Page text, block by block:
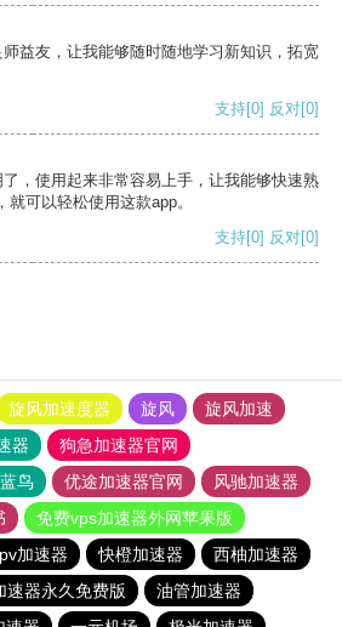
益友，让我能够随时随地学习新知识，拓宽
支持[0] 反对[0]
，使用起来非常容易上手，让我能够快速熟
可以轻松使用这款app。
支持[0] 反对[0]
旋风加速度器 旋风
旋风加速
器
狗急加速器官网
鸟 优途加速器官网
风驰加速器
免费vps加速器外网苹果版
加速器 快橙加速器
西柚加速器
速器永久免费版
油管加速器